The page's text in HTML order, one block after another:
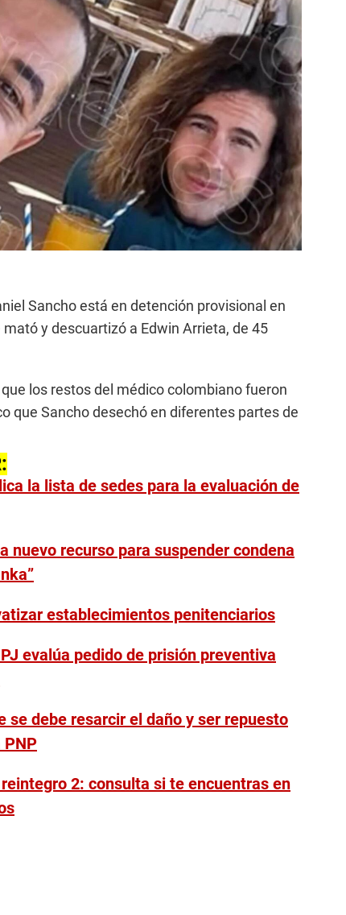
Sancho está en detención provisional en
y descuartizó a Edwin Arrieta, de 45
los restos del médico colombiano fueron
que Sancho desechó en diferentes partes de
la lista de sedes para la evaluación de
nuevo recurso para suspender condena
establecimientos penitenciarios
evalúa pedido de prisión preventiva
se debe resarcir el daño y ser repuesto
PNP
2: consulta si te encuentras en